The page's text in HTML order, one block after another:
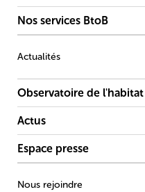
Nos services BtoB
Actualités
Observatoire de l'habitat
Actus
Espace presse
Nous rejoindre